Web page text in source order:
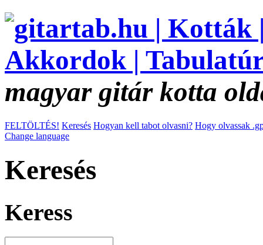
magyar gitár kotta
FELTÖLTÉS! Keresés Hogyan kell tabot olvasni? Hogy olvassak
Change language
Keresés
Keress